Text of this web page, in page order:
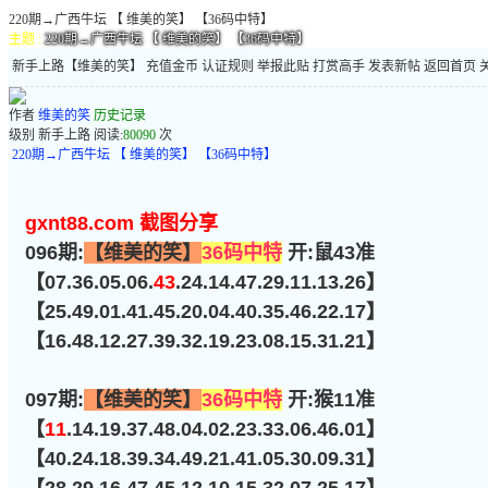
220期→广西牛坛 【 维美的笑】 【36码中特】
主题 : 220期→广西牛坛 【 维美的笑】 【36码中特】
新手上路 【维美的笑】 充值金币 认证规则 举报此贴 打赏高手 发表新帖 返回首页
作者 维美的笑 历史记录
级别 新手上路 阅读:80090 次
220期→广西牛坛 【 维美的笑】 【36码中特】
gxnt88.com 截图分享
096期: 【维美的笑】 36码中特 开:鼠43准
【07.36.05.06.43.24.14.47.29.11.13.26】
【25.49.01.41.45.20.04.40.35.46.22.17】
【16.48.12.27.39.32.19.23.08.15.31.21】
097期: 【维美的笑】 36码中特 开:猴11准
【11.14.19.37.48.04.02.23.33.06.46.01】
【40.24.18.39.34.49.21.41.05.30.09.31】